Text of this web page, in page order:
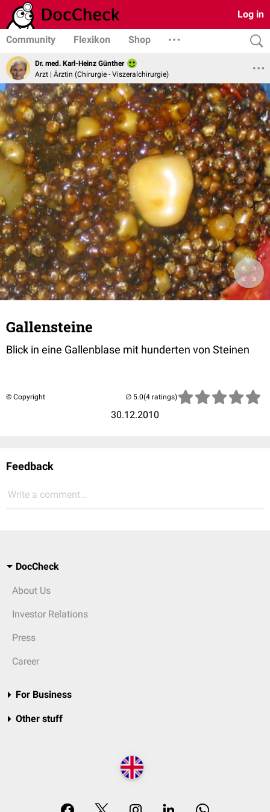
Log in
Community Flexikon Shop
Dr. med. Karl-Heinz Günther
Arzt | Ärztin (Chirurgie - Viszeralchirurgie)
Gallensteine
Blick in eine Gallenblase mit hunderten von Steinen
© Copyright
30.12.2010
(4 ratings)
Feedback
Write a comment...
DocCheck
About Us
Investor Relations
Press
Career
For Business
Other stuff